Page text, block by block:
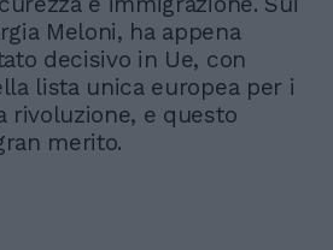
Meloni, ha appena
decisivo in Ue, con
lista unica europea per i
rivoluzione, e questo
merito.